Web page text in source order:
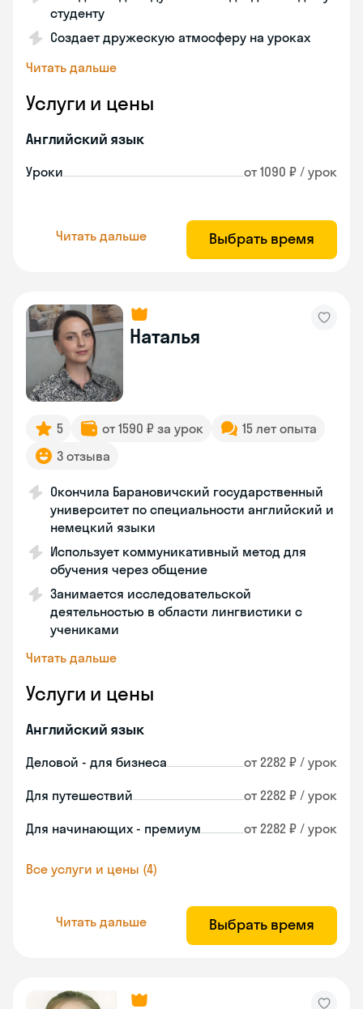
студенту
Создает дружескую атмосферу на уроках
Читать дальше
Услуги и цены
Английский язык
Уроки от 1090 ₽ / урок
Читать дальше Выбрать время
Наталья
5 от 1590 ₽ за урок
15 лет опыта
3 отзыва
Окончила Барановичский государственный
университет по специальности английский и
немецкий языки
Использует коммуникативный метод для
обучения через общение
Занимается исследовательской
деятельностью в области лингвистики с
учениками
Читать дальше
Услуги и цены
Английский язык
Деловой - для бизнеса от 2282 ₽ / урок
Для путешествий от 2282 ₽ / урок
Для начинающих - премиум от 2282 ₽ / урок
Все услуги и цены (4)
Читать дальше Выбрать время